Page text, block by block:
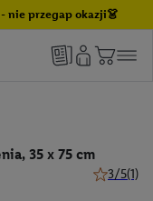
nie przegap okazji👗
35 x 75 cm
3/5(1)